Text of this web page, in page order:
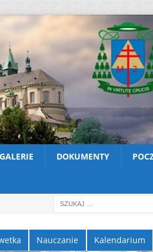
GALERIE DOKUMENTY
Nauczanie Kalendarium